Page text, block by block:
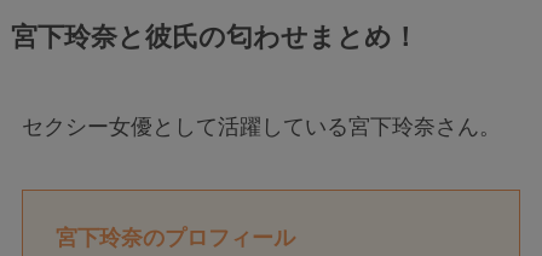
宮下玲奈と彼氏の匂わせまとめ！
セクシー女優として活躍している宮下玲奈さん。
宮下玲奈のプロフィール